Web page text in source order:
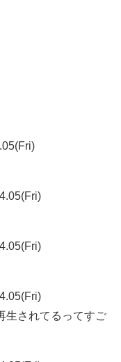
生されてるってすご